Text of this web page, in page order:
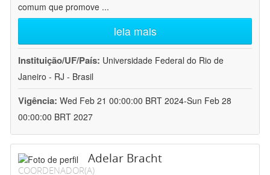
comum que promove ...
leia mais
Instituição/UF/País: Universidade Federal do Rio de
Janeiro - RJ - Brasil
Vigência: Wed Feb 21 00:00:00 BRT 2024-Sun Feb 28
00:00:00 BRT 2027
Adelar Bracht
COORDENADOR(A)